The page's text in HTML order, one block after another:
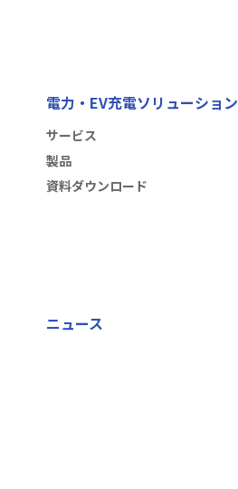
電力・EV充電ソリューション
サービス
製品
資料ダウンロード
ニュース